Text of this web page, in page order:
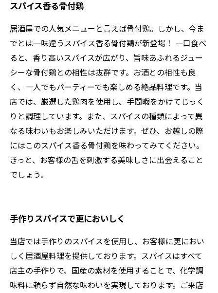
スパイス香る骨付鶏
居酒屋での人気メニューと言えば骨付鶏。しかし、今ま
でとは一味違うスパイス香る骨付鶏が新登場！ 一口食べ
ると、香り高いスパイスが広がり、旨味あふれるジュー
シーな骨付鶏との相性は抜群です。お酒との相性も良
く、一人でもパーティーでも楽しめる絶品料理です。当
店では、厳選した鶏肉を使用し、手間暇をかけてじっく
りと調理しています。また、スパイスの種類によって異
なる味わいもお楽しみいただけます。ぜひ、お越しの際
にはこのスパイス香る骨付鶏を味わってみてください。
きっと、お客様の舌を刺激する美味しさに出会えること
でしょう。
手作りスパイスで更においしく
当店では手作りのスパイスを使用し、お客様に更におい
しく居酒屋料理を提供しております。スパイスはすべて
店主の手作りで、国産の素材を使用することで、化学調
味料に頼らず自然な味わいを実現しております。ご来店